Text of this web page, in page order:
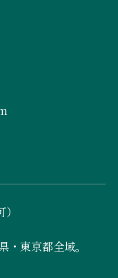
東京都全域。